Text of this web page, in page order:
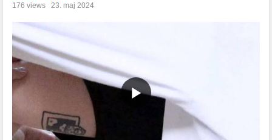
176 views 23. maj 2024